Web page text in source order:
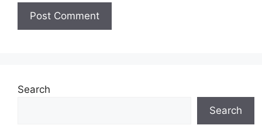
Search
Search